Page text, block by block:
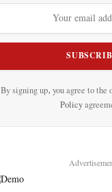
By signing up, you agree to the
Policy